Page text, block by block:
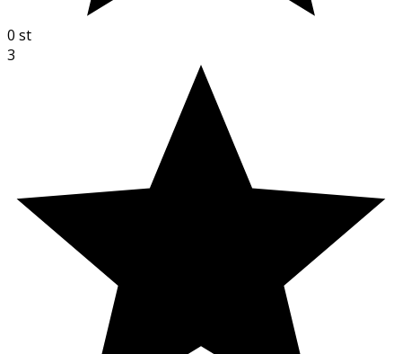
0 st
3